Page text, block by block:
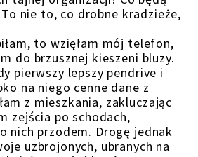
nie to, co drobne kradzieże,
to wzięłam mój telefon,
do brzusznej kieszeni bluzy.
pierwszy lepszy pendrive i
na niego cenne dane z
z mieszkania, zakluczając
zejścia po schodach,
nich przodem. Drogę jednak
uzbrojonych, ubranych na